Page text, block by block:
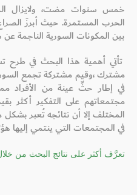
خمس سنوات مضت، ولايزال
الحرب المستمرة. حيث أبرزَ
بين المكونات السورية الناجمة عن
تأتي أهمية هذا البحث في
مشترك ،وقيم مشتركة تجمع
في إطار حثِّ عينة من الأفراد
مجتمعاتهم على التفكير أكثر
المختلف إلا أن نتائجه تُعبر بشكل
في المجتمعات التي ينتمي إليها
تعرَّف أكثر على نتائج البحث من